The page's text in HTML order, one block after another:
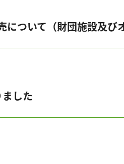
ついて（財団施設及び
した